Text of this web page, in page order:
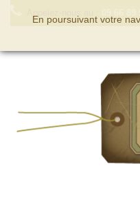
En poursuivant votre